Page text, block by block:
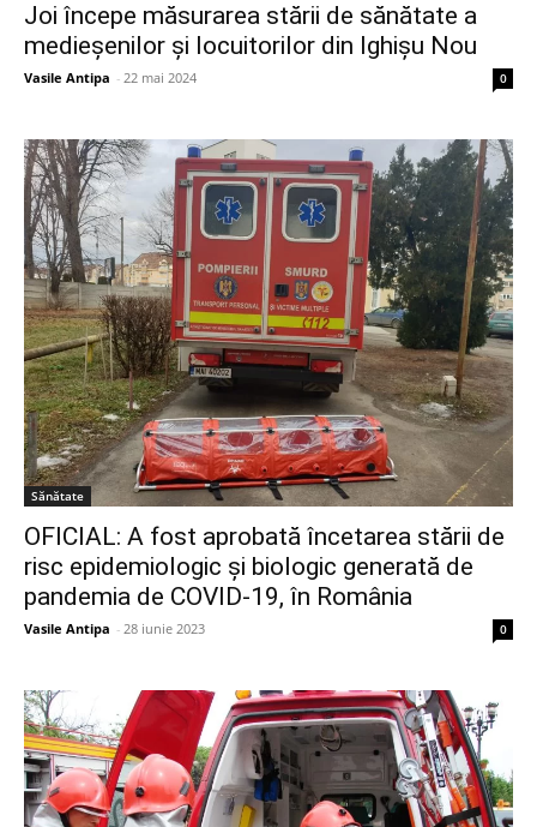
Joi începe măsurarea stării de sănătate a
medieșenilor și locuitorilor din Ighișu Nou
Vasile Antipa - 22 mai 2024 0
Sănătate
OFICIAL: A fost aprobată încetarea stării de
risc epidemiologic și biologic generată de
pandemia de COVID-19, în România
Vasile Antipa - 28 iunie 2023 0